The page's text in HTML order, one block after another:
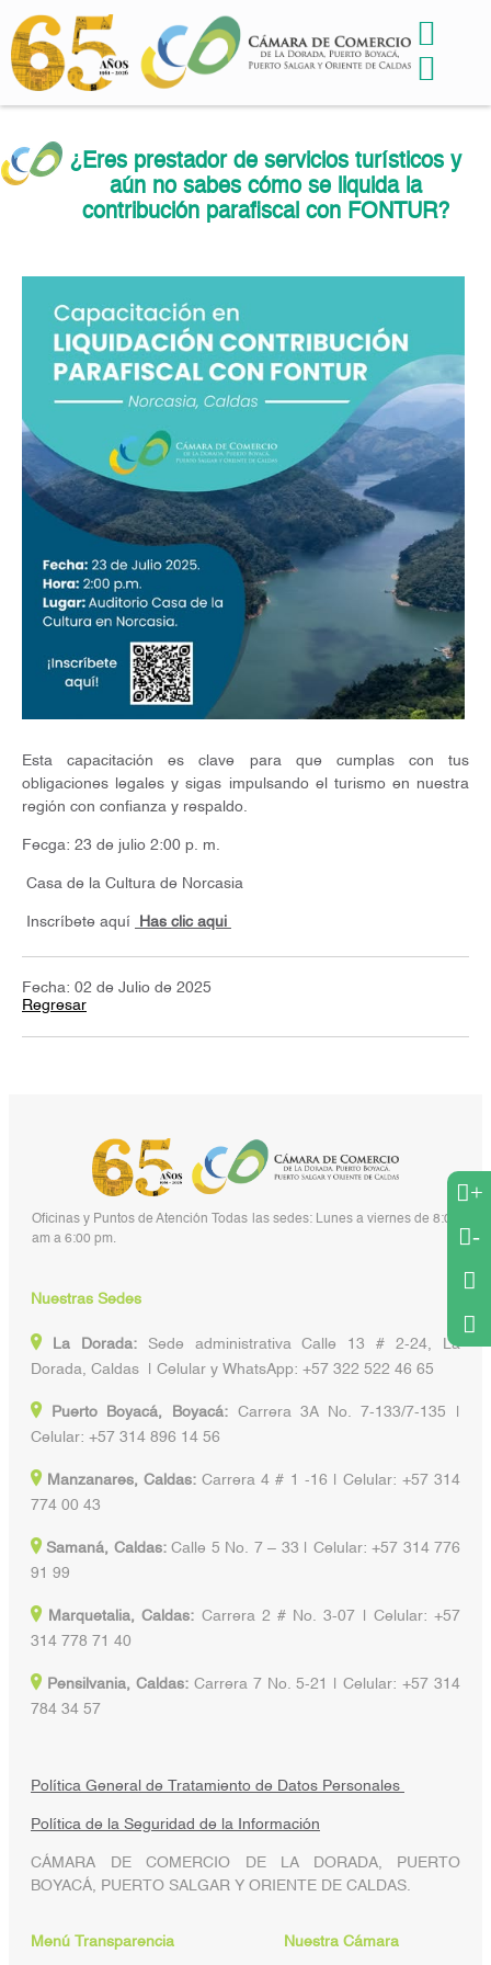
¿Eres prestador de servicios turísticos y
aún no sabes cómo se liquida la
contribución parafiscal con FONTUR?
Esta capacitación es clave para que cumplas con tus
obligaciones legales y sigas impulsando el turismo en nuestra
región con confianza y respaldo.
Fecga: 23 de julio 2:00 p. m.
Casa de la Cultura de Norcasia
Inscríbete aquí Has clic aqui
Fecha: 02 de Julio de 2025
Regresar
+
-
Oficinas y Puntos de Atención Todas las sedes: Lunes a viernes de 8:00
am a 6:00 pm.
Nuestras Sedes
La Dorada:Sede administrativa Calle 13 # 2-24, La
Dorada, Caldas | Celular y WhatsApp: +57 322 522 46 65
Puerto Boyacá, Boyacá:Carrera 3A No. 7-133/7-135 |
Celular: +57 314 896 14 56
Manzanares, Caldas: Carrera 4 # 1 -16 | Celular: +57 314
774 00 43
Samaná, Caldas:Calle 5 No. 7 – 33 | Celular: +57 314 776
91 99
Marquetalia, Caldas: Carrera 2 # No. 3-07 | Celular: +57
314 778 71 40
Pensilvania, Caldas:Carrera 7 No. 5-21 | Celular: +57 314
784 34 57
Política General de Tratamiento de Datos Personales
Política de la Seguridad de la Información
CÁMARA DE COMERCIO DE LA DORADA, PUERTO
BOYACÁ, PUERTO SALGAR Y ORIENTE DE CALDAS.
Menú Transparencia Nuestra Cámara